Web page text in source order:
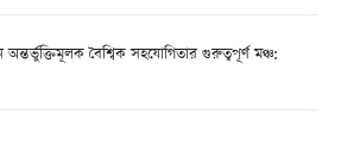
বৈশ্বিক সহযোগিতার গুরুত্বপূর্ণ মঞ্চ: